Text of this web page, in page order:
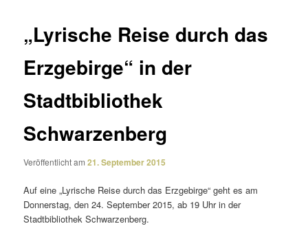
„Lyrische Reise durch das
Erzgebirge“ in der
Stadtbibliothek
Schwarzenberg
Veröffentlicht am21. September 2015
Auf eine „Lyrische Reise durch das Erzgebirge“ geht es am
Donnerstag, den 24. September 2015, ab 19 Uhr in der
Stadtbibliothek Schwarzenberg.